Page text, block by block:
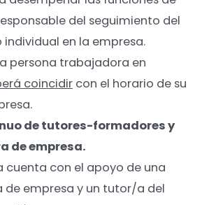
del seguimiento del
en la empresa.
persona trabajadora en
coincidir con el horario de su
de tutores-formadores y
de empresa.
cuenta con el apoyo de una
de empresa y un tutor/a del